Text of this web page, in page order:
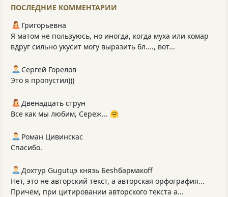
ПОСЛЕДНИЕ КОММЕНТАРИИ
Григорьевна
Я матом не пользуюсь, но иногда, когда муха или комар
вдруг сильно укусит могу выразить бл...., вот...
Сергей Горелов
Это я пропустил)))
Двенадцать струн
Все как мы любим, Сереж... 🤗
Роман Цивинскас
Спасибо.
Дохтур Gugutцэ князь Беshбармакоff
Нет, это не авторский текст, а авторская орфография...
Причём, при цитировании авторского текста а...